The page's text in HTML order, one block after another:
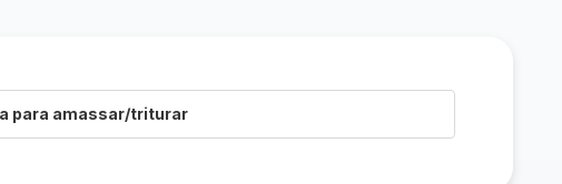
para amassar/triturar